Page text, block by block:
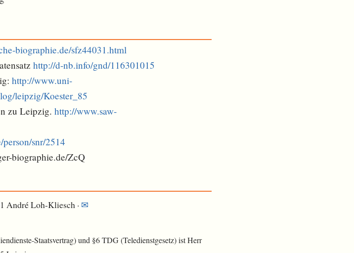
biographie.de/sfz44031.html
http://d-nb.info/gnd/116301015
http://www.uni-
leipzig/Koester_85
zu Leipzig.http://www.saw-
snr/2514
biographie.de/ZcQ
André Loh-Kliesch · ✉︎
Staatsvertrag) und §6 TDG (Teledienstgesetz) ist Herr